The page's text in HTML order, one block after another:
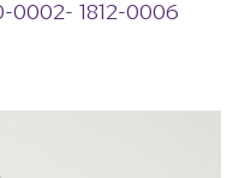
1812-0006